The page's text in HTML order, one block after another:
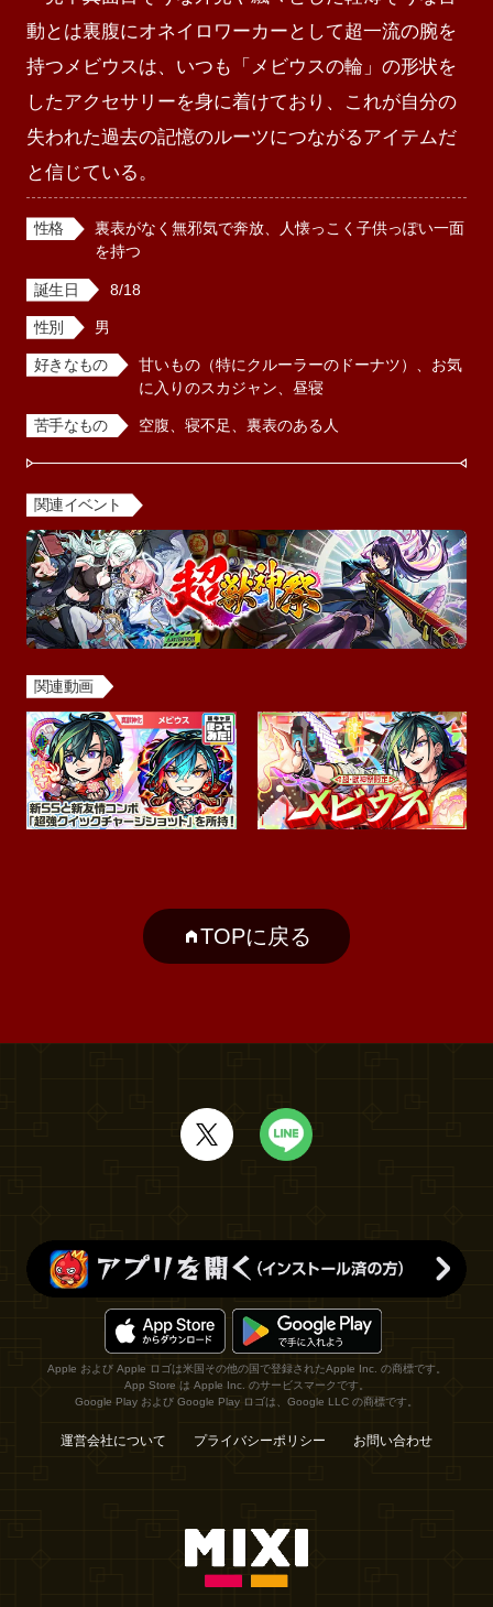
動とは裏腹にオネイロワーカーとして超一流の腕を
持つメビウスは、いつも「メビウスの輪」の形状を
したアクセサリーを身に着けており、これが自分の
失われた過去の記憶のルーツにつながるアイテムだ
と信じている。
性格
裏表がなく無邪気で奔放、人懐っこく子供っぽい一面
を持つ
誕生日 8/18
性別 男
好きなもの
甘いもの（特にクルーラーのドーナツ）、お気
に入りのスカジャン、昼寝
苦手なもの 空腹、寝不足、裏表のある人
関連イベント
関連動画
TOPに戻る
Apple および Apple ロゴは米国その他の国で登録されたApple Inc. の商標です。
App Store は Apple Inc. のサービスマークです。
Google Play および Google Play ロゴは、Google LLC の商標です。
運営会社について プライバシーポリシー お問い合わせ